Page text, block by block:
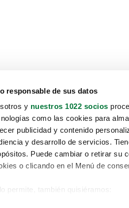
responsable de sus datos
y nuestros 1022 socios
como las cookies para
publicidad y contenido
y desarrollo de servicios.
Puede cambiar o retirar su
o clicando en el Menú de
permite, también quisiéramos: